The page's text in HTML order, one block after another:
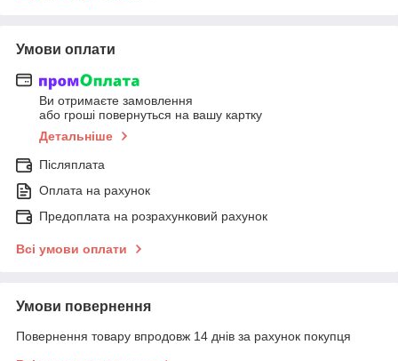
Умови оплати
Ви отримаєте замовлення
або гроші повернуться на вашу картку
Детальніше
Післяплата
Оплата на рахунок
Предоплата на розрахунковий рахунок
Всі умови оплати
Умови повернення
Повернення товару впродовж 14 днів за рахунок покупця